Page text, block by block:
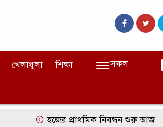
খেলাধুলা শিক্ষা সকল
হজের প্রাথমিক নিবন্ধন শুরু আজ